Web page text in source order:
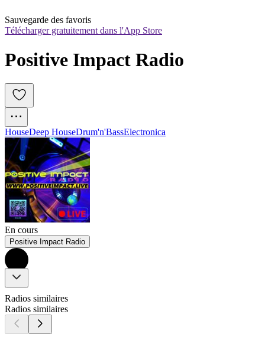
Sauvegarde des favoris
Télécharger gratuitement dans l'App Store
Positive Impact Radio
HouseDeep HouseDrum'n'BassElectronica
En cours
Positive Impact Radio
Radios similaires
Radios similaires